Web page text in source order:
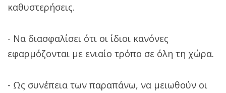
καθυστερήσεις.
- Να διασφαλίσει ότι οι ίδιοι κανόνες
εφαρμόζονται με ενιαίο τρόπο σε όλη τη χώρα.
- Ως συνέπεια των παραπάνω, να μειωθούν οι